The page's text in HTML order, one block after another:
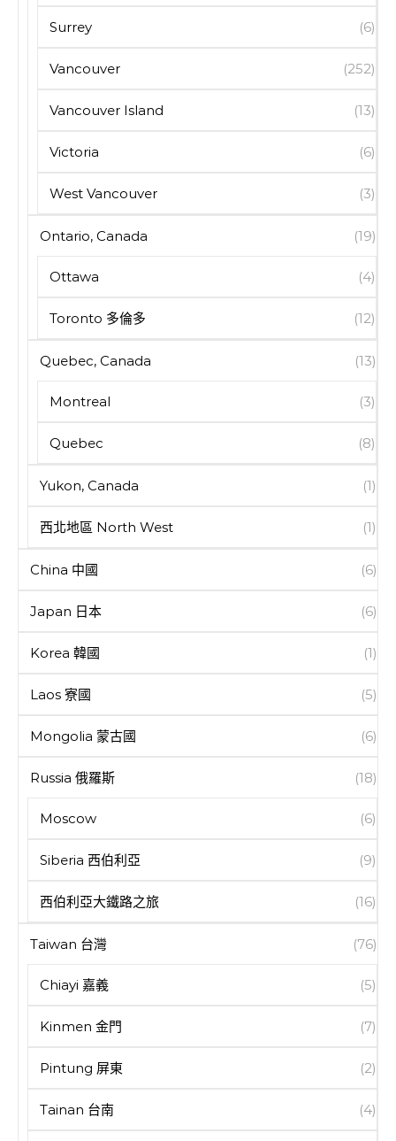
Surrey (6)
Vancouver (252)
Vancouver Island (13)
Victoria (6)
West Vancouver (3)
Ontario, Canada (19)
Ottawa (4)
Toronto 多倫多 (12)
Quebec, Canada (13)
Montreal (3)
Quebec (8)
Yukon, Canada (1)
西北地區 North West (1)
China 中國 (6)
Japan 日本 (6)
Korea 韓國 (1)
Laos 寮國 (5)
Mongolia 蒙古國 (6)
Russia 俄羅斯 (18)
Moscow (6)
Siberia 西伯利亞 (9)
西伯利亞大鐵路之旅 (16)
Taiwan 台灣 (76)
Chiayi 嘉義 (5)
Kinmen 金門 (7)
Pintung 屏東 (2)
Tainan 台南 (4)